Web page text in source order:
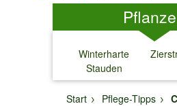
Winterharte
Stauden
↓
↓
Start
Pflege-Tipps